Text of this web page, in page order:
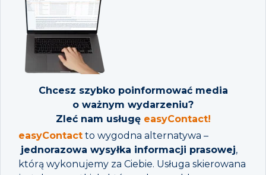
Chcesz szybko poinformować media
o ważnym wydarzeniu?
Zleć nam usługę easyContact!
easyContact to wygodna alternatywa –
jednorazowa wysyłka informacji prasowej,
którą wykonujemy za Ciebie. Usługa skierowana